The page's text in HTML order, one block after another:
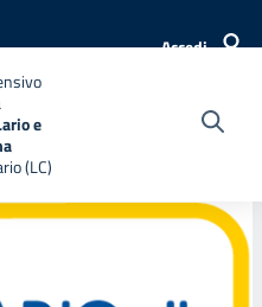
Accedi
e
(LC)